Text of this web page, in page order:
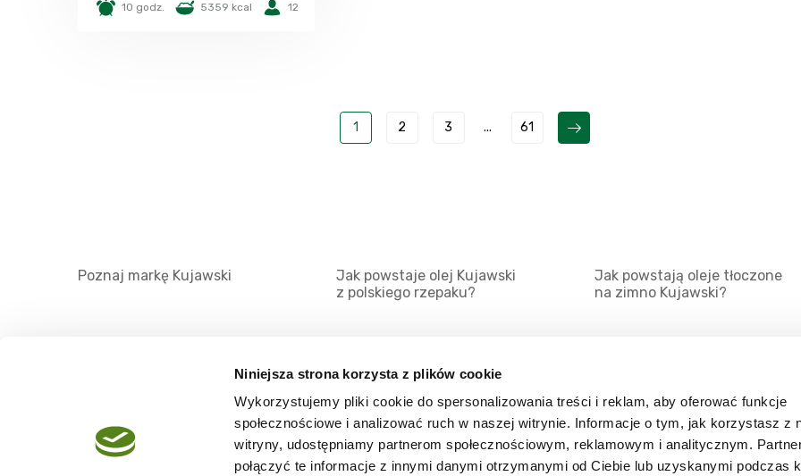
Niniejsza strona korzysta z plików cookie
Wykorzystujemy pliki cookie do spersonalizowania treści i reklam, aby oferować funkcje
społecznościowe i analizować ruch w naszej witrynie. Informacje o tym, jak korzystasz z
witryny, udostępniamy partnerom społecznościowym, reklamowym i analitycznym.
połączyć te informacje z innymi danymi otrzymanymi od Ciebie lub uzyskanymi podczas
10 godz. 5359 kcal 12
1 2 3 ... 61
Poznaj markę Kujawski
Jak powstaje olej Kujawski
z polskiego rzepaku?
Jak powstają oleje tłoczone
na zimno Kujawski?
Regulamin
Mapa serwisu
Kanały RSS